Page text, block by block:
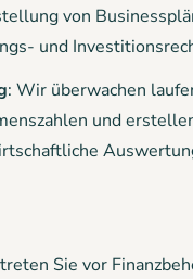
von
und
: Wir überwachen
und
Sie vor